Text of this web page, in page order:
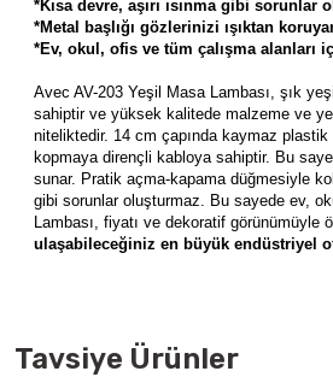
*Kısa devre, aşırı ısınma gibi sorunlar
*Metal başlığı gözlerinizi ışıktan
*Ev, okul, ofis ve tüm çalışma alanları
Avec AV-203 Yeşil Masa Lambası, şık
sahiptir ve yüksek kalitede malzeme ve
niteliktedir. 14 cm çapında kaymaz
kopmaya dirençli kabloya sahiptir. Bu
sunar. Pratik açma-kapama düğmesiyle
gibi sorunlar oluşturmaz. Bu sayede ev,
Lambası, fiyatı ve dekoratif görünümüyle
ulaşabileceğiniz en büyük endüstriyel
Tavsiye Ürünler